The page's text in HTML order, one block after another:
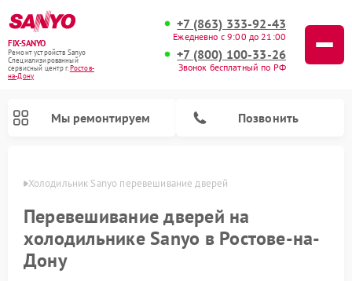
FIX-SANYO
Ремонт устройств Sanyo
Специализированный
cервисный центр г.Ростов-
на-Дону
+7 (863) 333-92-43
Ежедневно с 9:00 до 21:00
+7 (800) 100-33-26
Звонок бесплатный по РФ
Мы ремонтируем Позвонить
Холодильник Sanyo перевешивание дверей
Перевешивание дверей на
холодильнике Sanyo в Ростове-на-
Дону